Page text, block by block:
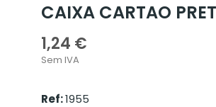
CAIXA CARTAO
1,24 €
Sem IVA
Ref:1955